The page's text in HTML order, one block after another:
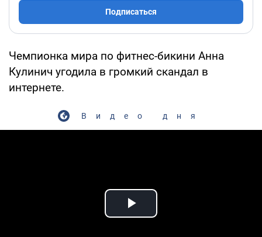
Подписаться
Чемпионка мира по фитнес-бикини Анна
Кулинич угодила в громкий скандал в
интернете.
Видео дня
Play Video